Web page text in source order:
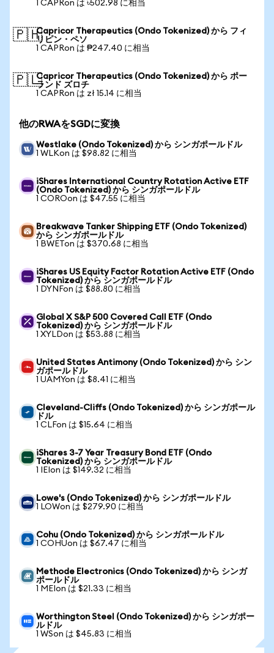
1 CAPRon は ৳502.98 に相当
🇵🇭Capricor Therapeutics (Ondo Tokenized) から フィ
リピン・ペソ
1 CAPRon は ₱247.40 に相当
🇵🇱Capricor Therapeutics (Ondo Tokenized) から ポー
ランド ズロチ
1 CAPRon は zł 15.14 に相当
他のRWAをSGDに変換
Westlake (Ondo Tokenized) から シンガポールドル
1 WLKon は $98.82 に相当
iShares International Country Rotation Active ETF
(Ondo Tokenized) から シンガポールドル
1 COROon は $47.55 に相当
Breakwave Tanker Shipping ETF (Ondo Tokenized)
から シンガポールドル
1 BWETon は $370.68 に相当
iShares US Equity Factor Rotation Active ETF (Ondo
Tokenized) から シンガポールドル
1 DYNFon は $88.80 に相当
Global X S&P 500 Covered Call ETF (Ondo
Tokenized) から シンガポールドル
1 XYLDon は $53.88 に相当
United States Antimony (Ondo Tokenized) から シン
ガポールドル
1 UAMYon は $8.41 に相当
Cleveland-Cliffs (Ondo Tokenized) から シンガポール
ドル
1 CLFon は $15.64 に相当
iShares 3-7 Year Treasury Bond ETF (Ondo
Tokenized) から シンガポールドル
1 IEIon は $149.32 に相当
Lowe's (Ondo Tokenized) から シンガポールドル
1 LOWon は $279.90 に相当
Cohu (Ondo Tokenized) から シンガポールドル
1 COHUon は $67.47 に相当
Methode Electronics (Ondo Tokenized) から シンガ
ポールドル
1 MEIon は $21.33 に相当
Worthington Steel (Ondo Tokenized) から シンガポー
ルドル
1 WSon は $45.83 に相当